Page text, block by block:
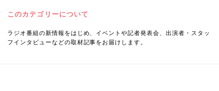
このカテゴリーについて
ラジオ番組の新情報をはじめ、イベントや記者発表会、出演者・スタッ
フインタビューなどの取材記事をお届けします。